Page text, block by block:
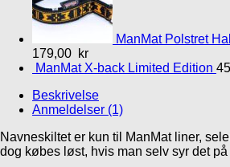
ManMat Polstret
179,00 kr
ManMat X-back Limited Edition
Beskrivelse
Anmeldelser (1)
Navneskiltet er kun til ManMat liner,
dog købes løst, hvis man selv syr det